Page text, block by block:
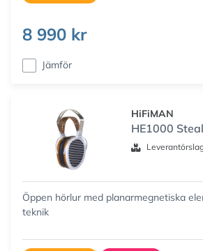
8 990 kr
Jämför
HiFiMAN
HE1000
Öppen hörlur med planarmegnetiska element med
teknik